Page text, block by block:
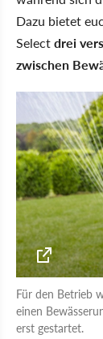
Dazu bietet
Selectdrei
zwischen
Für den Betrieb
einen
erst gestartet.